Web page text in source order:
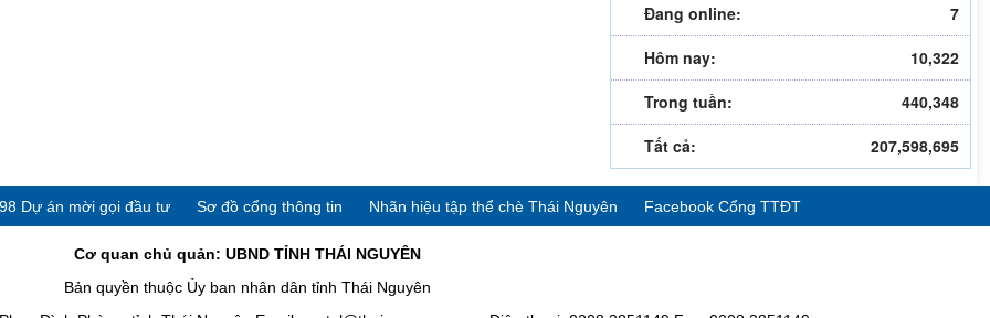
Đang online:
7
Hôm nay:
10,322
Trong tuần:
440,348
Tất cả:
207,598,695
Dự án mời gọi đầu tư Sơ đồ cổng thông tin Nhãn hiệu tập thể chè Thái Nguyên Facebook Cổng TTĐT
Cơ quan chủ quản: UBND TỈNH THÁI NGUYÊN
Bản quyền thuộc Ủy ban nhân dân tỉnh Thái Nguyên